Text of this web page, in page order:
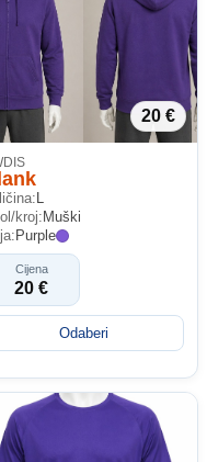
20 €
L
kroj:Muški
Purple
Cijena
20 €
Odaberi